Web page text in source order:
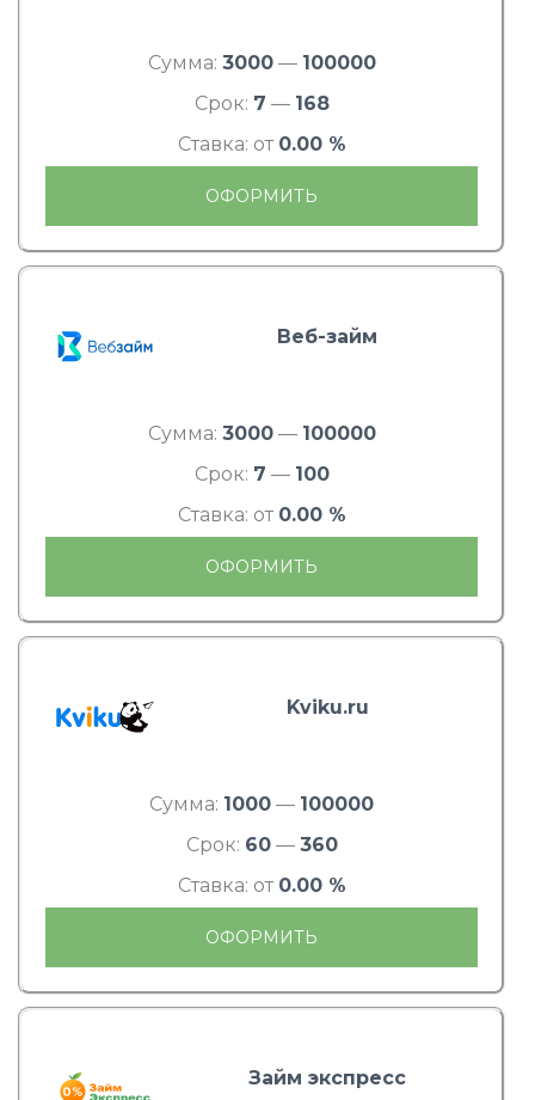
Сумма: 3000— 100000
Срок: 7 — 168
Ставка: от 0.00 %
ОФОРМИТЬ
Веб-займ
Сумма: 3000— 100000
Срок: 7 — 100
Ставка: от 0.00 %
ОФОРМИТЬ
Kviku.ru
Сумма: 1000 — 100000
Срок: 60— 360
Ставка: от 0.00 %
ОФОРМИТЬ
Займ экспресс